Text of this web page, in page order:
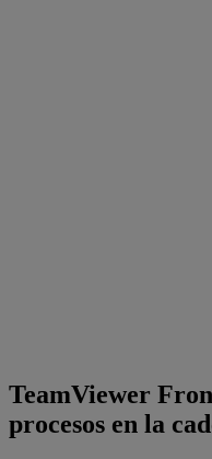
TeamViewer
procesos en la